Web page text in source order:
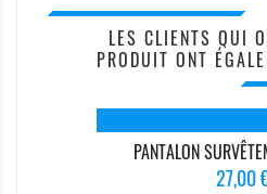
LES CLIENTS QUI
PRODUIT ONT
PANTALON
Prix
27,00